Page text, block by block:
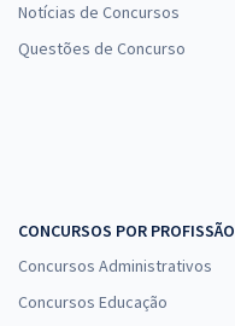
Notícias de Concursos
Questões de Concurso
CONCURSOS POR PROFISSÃO
Concursos Administrativos
Concursos Educação